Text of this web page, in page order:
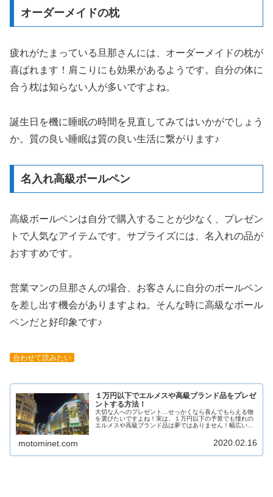
オーダーメイドの枕
疲れがたまっている旦那さんには、オーダーメイドの枕が
喜ばれます！肩こりにも効果があるようです。自分の体に
合う枕は知らない人が多いですよね。
誕生日を機に睡眠の時間を見直してみてはいかがでしょう
か。質の良い睡眠は質の良い生活に繋がります♪
名入れ高級ボールペン
高級ボールペンは自分で購入することが少なく、プレゼン
トで人気なアイテムです。サプライズには、名入れの品が
おすすめです。
営業マンの旦那さんの場合、お客さんに自分のボールペン
を差し出す機会がありますよね。そんな時に高級なボール
ペンだと好印象です♪
合わせて読みたい
１万円以下でエルメスや高級ブランド品をプレゼ
ントする方法！
大切な人へのプレゼント…せっかくなら喜んでもらえる物
を選びたいですよね！実は、１万円以下の予算でも憧れの
エルメスや高級ブランド品は夢ではありません！幅広い世
motominet.com 2020.02.16